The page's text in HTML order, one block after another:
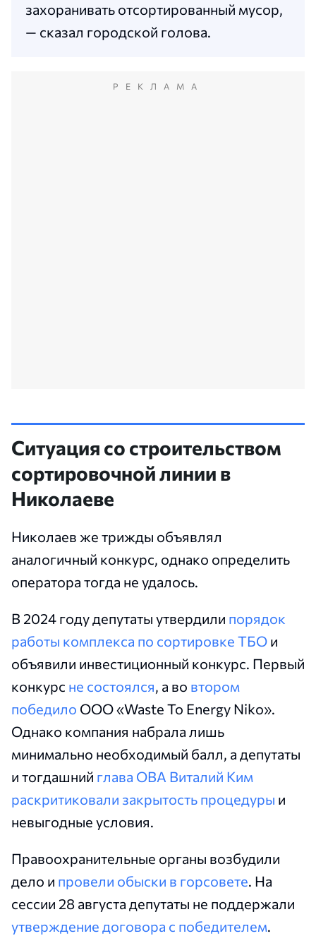
захоранивать отсортированный мусор,
— сказал городской голова.
РЕКЛАМА
Ситуация со строительством
сортировочной линии в
Николаеве
Николаев же трижды объявлял
аналогичный конкурс, однако определить
оператора тогда не удалось.
В 2024 году депутаты утвердили порядок
работы комплекса по сортировке ТБО и
объявили инвестиционный конкурс. Первый
конкурс не состоялся, а во втором
победило ООО «Waste To Energy Niko».
Однако компания набрала лишь
минимально необходимый балл, а депутаты
и тогдашний глава ОВА Виталий Ким
раскритиковали закрытость процедуры и
невыгодные условия.
Правоохранительные органы возбудили
дело и провели обыски в горсовете. На
сессии 28 августа депутаты не поддержали
утверждение договора с победителем.